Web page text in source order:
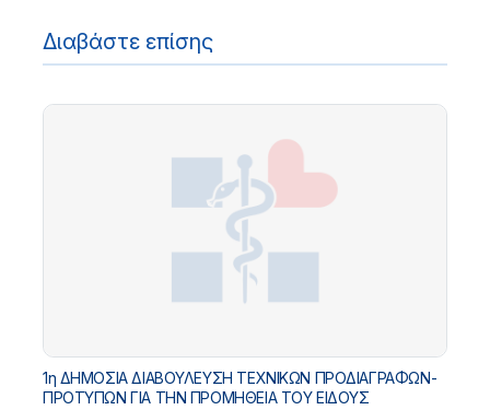
Διαβάστε επίσης
1η ΔΗΜΟΣΙΑ ΔΙΑΒΟΥΛΕΥΣΗ ΤΕΧΝΙΚΩΝ ΠΡΟΔΙΑΓΡΑΦΩΝ-
ΠΡΟΤΥΠΩΝ ΓΙΑ ΤΗΝ ΠΡΟΜΗΘΕΙΑ ΤΟΥ ΕΙΔΟΥΣ